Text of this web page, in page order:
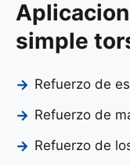
simple
Refuerzo de
Refuerzo de
Refuerzo de